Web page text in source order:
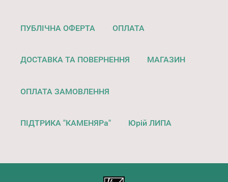
ПУБЛІЧНА ОФЕРТА ОПЛАТА
ДОСТАВКА ТА ПОВЕРНЕННЯ МАГАЗИН
ОПЛАТА ЗАМОВЛЕННЯ
ПІДТРИКА "КАМЕНЯРа" Юрій ЛИПА